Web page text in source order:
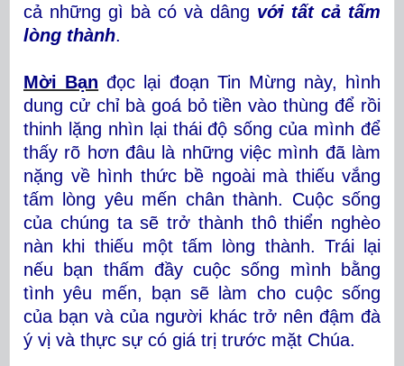
cả những gì bà có và dâng với tất cả tấm
lòng thành.
Mời Bạn đọc lại đoạn Tin Mừng này, hình
dung cử chỉ bà goá bỏ tiền vào thùng để rồi
thinh lặng nhìn lại thái độ sống của mình để
thấy rõ hơn đâu là những việc mình đã làm
nặng về hình thức bề ngoài mà thiếu vắng
tấm lòng yêu mến chân thành. Cuộc sống
của chúng ta sẽ trở thành thô thiển nghèo
nàn khi thiếu một tấm lòng thành. Trái lại
nếu bạn thấm đầy cuộc sống mình bằng
tình yêu mến, bạn sẽ làm cho cuộc sống
của bạn và của người khác trở nên đậm đà
ý vị và thực sự có giá trị trước mặt Chúa.